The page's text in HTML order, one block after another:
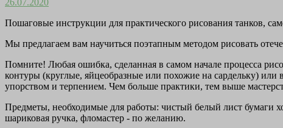
26.07.2020
Пошаговые инструкции для практического рисования танков,
Мы предлагаем вам научиться поэтапным методом рисовать
Помните! Любая ошибка, сделанная в самом начале процесса
контуры (круглые, яйцеобразные или похожие на сардельку) или
упорством и терпением. Чем больше практики, тем выше
Предметы, необходимые для работы: чистый белый лист бумаги
шариковая ручка, фломастер - по желанию.